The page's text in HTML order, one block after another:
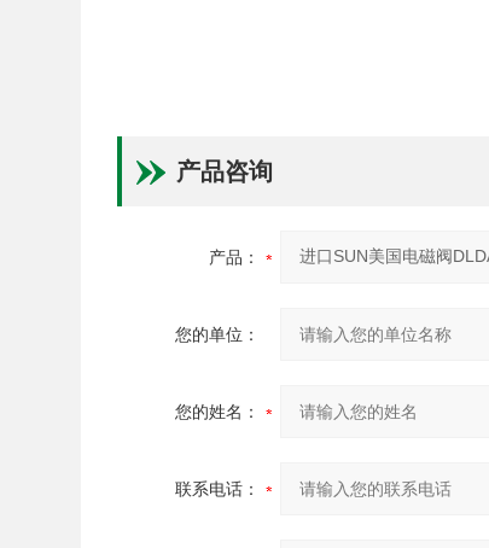
产品咨询
产品：
您的单位：
您的姓名：
联系电话：